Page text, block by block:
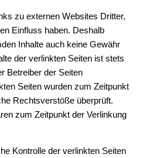
zu externen Websites Dritter,
Einfluss haben. Deshalb
Inhalte auch keine Gewähr
der verlinkten Seiten ist stets
Betreiber der Seiten
Seiten wurden zum Zeitpunkt
Rechtsverstöße überprüft.
zum Zeitpunkt der Verlinkung
Kontrolle der verlinkten Seiten